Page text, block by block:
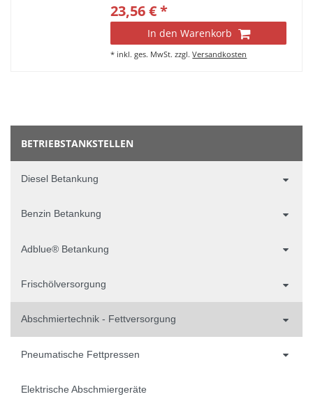
BETRIEBSTANKSTELLEN
Diesel Betankung
Benzin Betankung
Adblue® Betankung
Frischölversorgung
Abschmiertechnik - Fettversorgung
Pneumatische Fettpressen
Elektrische Abschmiergeräte
23,56 € *
In den Warenkorb
* inkl. ges. MwSt. zzgl.Versandkosten